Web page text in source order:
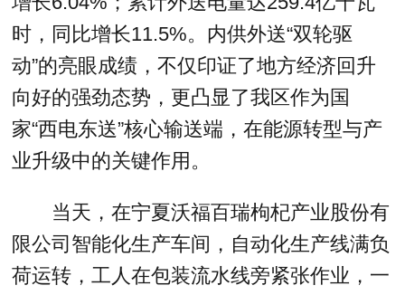
时，同比增长11.5%。内供外送“双轮驱
动”的亮眼成绩，不仅印证了地方经济回升
向好的强劲态势，更凸显了我区作为国
家“西电东送”核心输送端，在能源转型与产
业升级中的关键作用。
当天，在宁夏沃福百瑞枸杞产业股份有
限公司智能化生产车间，自动化生产线满负
荷运转，工人在包装流水线旁紧张作业，一